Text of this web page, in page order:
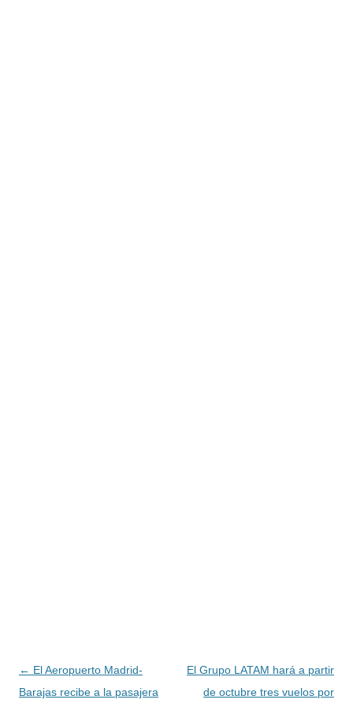
Navegación
de
← El Aeropuerto Madrid-
Barajas recibe a la pasajera
El Grupo LATAM hará a partir
de octubre tres vuelos por